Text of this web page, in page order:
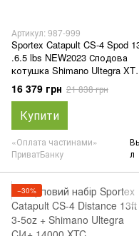
Артикул: 987-999
Sportex Catapult CS-4 Spod
.6.5 lbs NEW2023 Сподова
котушка Shimano Ultegra
Spod
16 379 грн 21 838 грн
Купити
«Оплата частинами»
ПриватБанку
л
−30%